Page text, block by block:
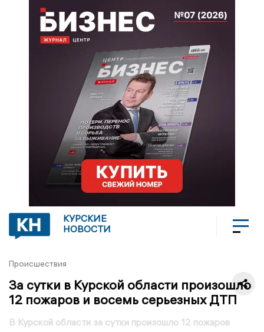
КУРСКИЕ
НОВОСТИ
Происшествия
За сутки в Курской области произошло
12 пожаров и восемь серьезных ДТП
В Курской области за сутки произошло 12 пожаров